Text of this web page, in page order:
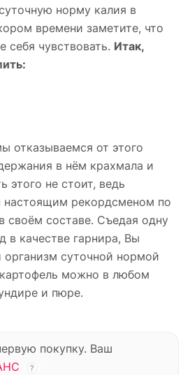
норму калия в
времени заметите, что
себя чувствовать. Итак,
отказываемся от этого
в нём крахмала и
этого не стоит, ведь
настоящим рекордсменом по
своём составе. Съедая одну
в качестве гарнира, Вы
организм суточной нормой
картофель можно в любом
и пюре.
покупку. Ваш
?